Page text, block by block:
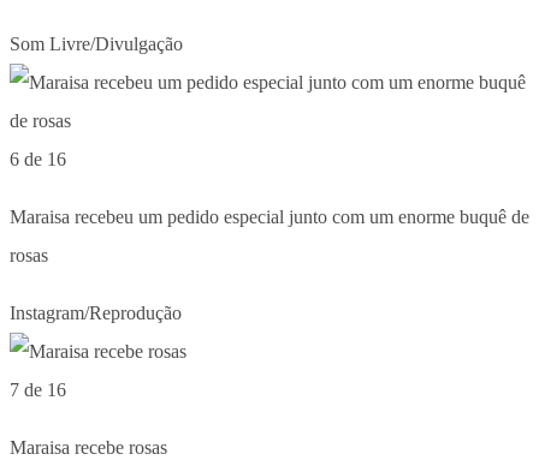
Som Livre/Divulgação
6 de 16
Maraisa recebeu um pedido especial junto com um enorme buquê de
rosas
Instagram/Reprodução
7 de 16
Maraisa recebe rosas